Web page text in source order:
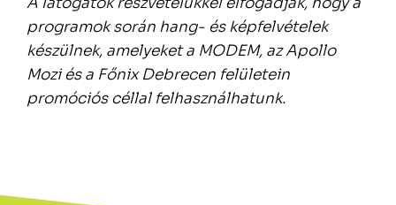
programok során hang- és képfelvételek
készülnek, amelyeket a MODEM, az Apollo
Mozi és a Főnix Debrecen felületein
promóciós céllal felhasználhatunk.